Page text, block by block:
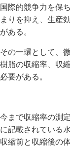
国際的競争力を保
まりを抑え、生産
がある。
その一環として、
樹脂の収縮率、収
必要がある。
今まで収縮率の測
に記載されている
収縮前と収縮後の